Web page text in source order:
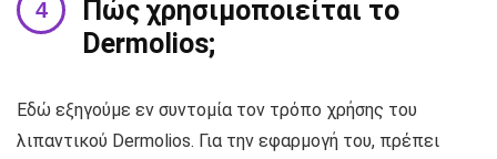
Πώς χρησιμοποιείται το
Dermolios;
Εδώ εξηγούμε εν συντομία τον τρόπο χρήσης του
λιπαντικού Dermolios. Για την εφαρμογή του, πρέπει